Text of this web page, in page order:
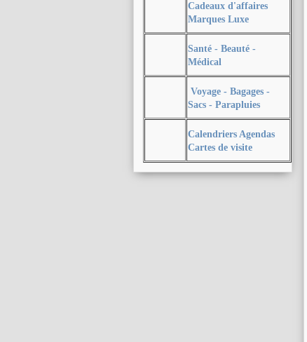
Cadeaux d'affaires
Marques Luxe
Santé - Beauté -
Médical
Voyage - Bagages -
Sacs - Parapluies
Calendriers Agendas
Cartes de visite